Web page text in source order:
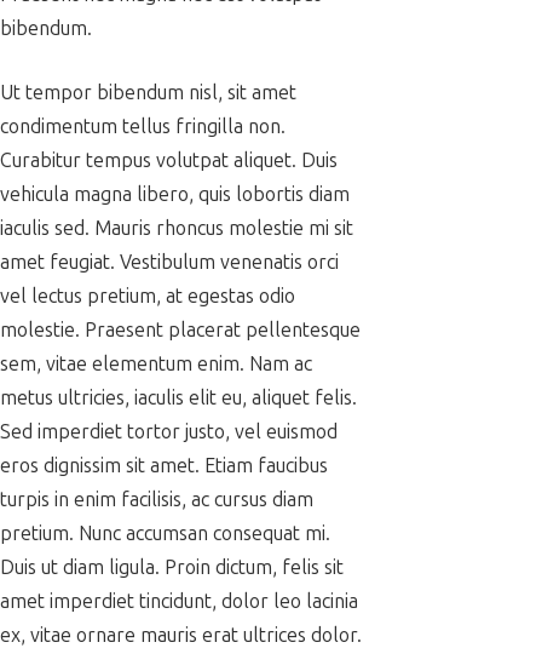
bibendum.
Ut tempor bibendum nisl, sit amet
condimentum tellus fringilla non.
Curabitur tempus volutpat aliquet. Duis
vehicula magna libero, quis lobortis diam
iaculis sed. Mauris rhoncus molestie mi sit
amet feugiat. Vestibulum venenatis orci
vel lectus pretium, at egestas odio
molestie. Praesent placerat pellentesque
sem, vitae elementum enim. Nam ac
metus ultricies, iaculis elit eu, aliquet felis.
Sed imperdiet tortor justo, vel euismod
eros dignissim sit amet. Etiam faucibus
turpis in enim facilisis, ac cursus diam
pretium. Nunc accumsan consequat mi.
Duis ut diam ligula. Proin dictum, felis sit
amet imperdiet tincidunt, dolor leo lacinia
ex, vitae ornare mauris erat ultrices dolor.